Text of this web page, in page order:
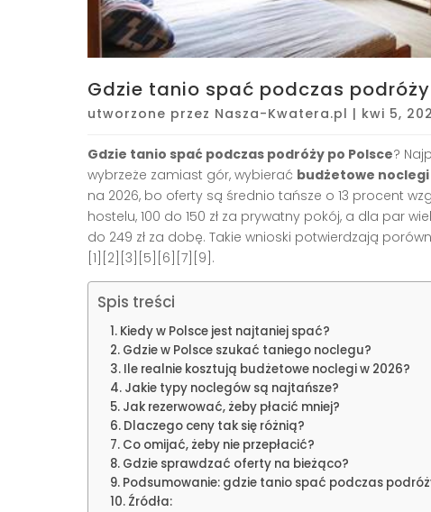
Gdzie tanio spać podczas
utworzone przez Nasza-Kwatera.pl | kwi 5,
Gdzie tanio spać podczas podróży po Polsce?
wybrzeże zamiast gór, wybierać budżetowe noclegi
na 2026, bo oferty są średnio tańsze o 13 procent
hostelu, 100 do 150 zł za prywatny pokój, a dla par
do 249 zł za dobę. Takie wnioski potwierdzają
[1][2][3][5][6][7][9].
Spis treści
Kiedy w Polsce jest najtaniej spać?
Gdzie w Polsce szukać taniego noclegu?
Ile realnie kosztują budżetowe noclegi w 2026?
Jakie typy noclegów są najtańsze?
Jak rezerwować, żeby płacić mniej?
Dlaczego ceny tak się różnią?
Co omijać, żeby nie przepłacić?
Gdzie sprawdzać oferty na bieżąco?
Podsumowanie: gdzie tanio spać podczas
Źródła: